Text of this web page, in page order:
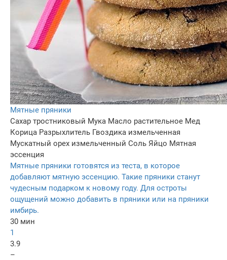
Мятные пряники
Сахар тростниковый Мука Масло растительное Мед
Корица Разрыхлитель Гвоздика измельченная
Мускатный орех измельченный Соль Яйцо Мятная
эссенция
Мятные пряники готовятся из теста, в которое
добавляют мятную эссенцию. Такие пряники станут
чудесным подарком к новому году. Для остроты
ощущений можно добавить в пряники или на пряники
имбирь.
30 мин
1
3.9
–